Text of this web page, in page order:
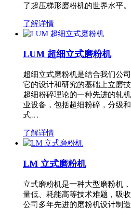
了超压梯形磨粉机的世界水平
了解详情
LUM 超细立式磨粉机
超细立式磨粉机是结合我们公
它的设计和研究的基础上立磨
超细粉碎理论的一种先进的轧
业设备，包括超细粉碎，分级
式…
了解详情
LM 立式磨粉机
立式磨粉机是一种大型磨粉机
量低、耗能高等技术难题，吸
公司多年先进的磨粉机设计制